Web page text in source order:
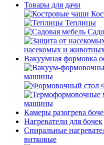
Товары для дачи
Теплицы
насекомых и
Вакуумная формовка
машины
машины
Камеры разогрева
Нагреватели для бочек
Спиральные
витковые